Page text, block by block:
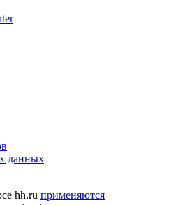
данных
hh.ru применяются